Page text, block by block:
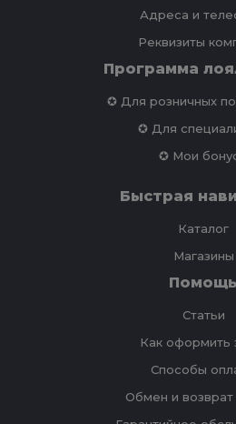
Адреса и
Реквизиты
Программа
✪ Для розничных
✪ Для
✪ Мои
Быстрая
Каталог
Магазины
Помощь
Статьи
Как оформить
Способы
Обмен и возврат